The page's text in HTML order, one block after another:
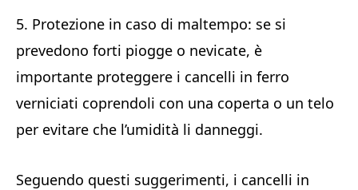
5. Protezione in caso di maltempo: se si
prevedono forti piogge o nevicate, è
importante proteggere i cancelli in ferro
verniciati coprendoli con una coperta o un telo
per evitare che l’umidità li danneggi.
Seguendo questi suggerimenti, i cancelli in